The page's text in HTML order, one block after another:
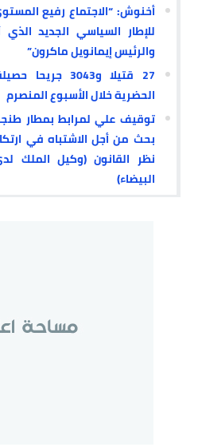
أخنوش: “الاجتماع رفيع
للإطار السياسي الجديد
والرئيس إيمانويل ماكرون”
27 قتيلا
الحضرية خلال الأسبوع المنصرم
توقيف علي لمرابط بمطار
بحث من أجل الاشتباه في
نظر القانون (وكيل الملك
البيضاء)